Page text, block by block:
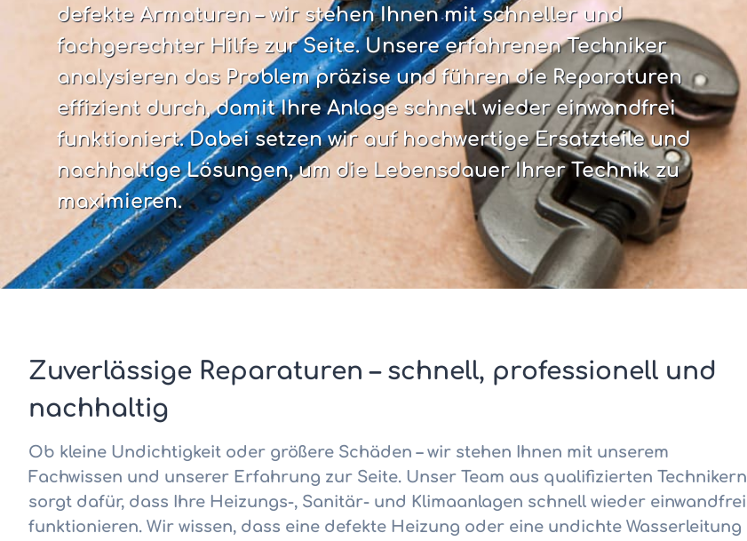
defekte Armaturen – wir stehen Ihnen mit schneller und
fachgerechter Hilfe zur Seite. Unsere erfahrenen Techniker
analysieren das Problem präzise und führen die Reparaturen
effizient durch, damit Ihre Anlage schnell wieder einwandfrei
funktioniert. Dabei setzen wir auf hochwertige Ersatzteile und
nachhaltige Lösungen, um die Lebensdauer Ihrer Technik zu
maximieren.
Zuverlässige Reparaturen – schnell, professionell und
nachhaltig
Ob kleine Undichtigkeit oder größere Schäden – wir stehen Ihnen mit unserem
Fachwissen und unserer Erfahrung zur Seite. Unser Team aus qualifizierten Technikern
sorgt dafür, dass Ihre Heizungs-, Sanitär- und Klimaanlagen schnell wieder einwandfrei
funktionieren. Wir wissen, dass eine defekte Heizung oder eine undichte Wasserleitung